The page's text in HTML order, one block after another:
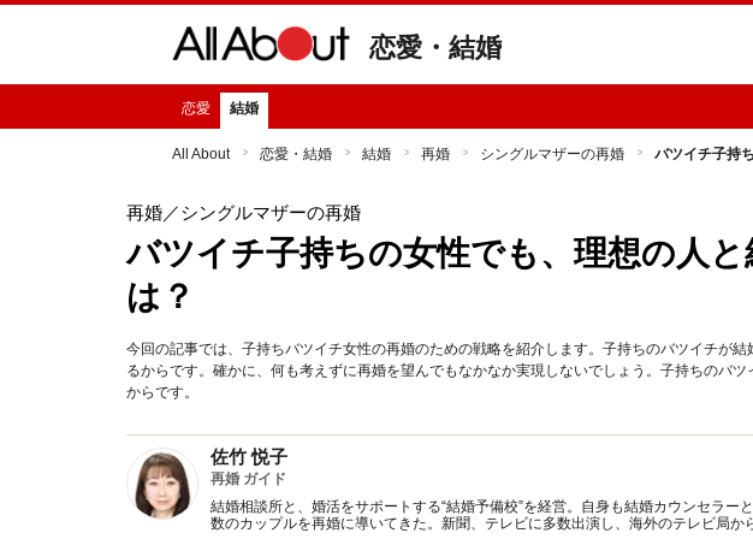
恋愛・結婚
恋愛 結婚
All About 恋愛・結婚 結婚 再婚 シングルマザーの再婚 バツイチ子持
再婚／シングルマザーの再婚
バツイチ子持ちの女性でも、理想の人と
は？
今回の記事では、子持ちバツイチ女性の再婚のための戦略を紹介します。子持ちのバツイチが
るからです。確かに、何も考えずに再婚を望んでもなかなか実現しないでしょう。子持ちのバ
からです。
佐竹 悦子
再婚 ガイド
結婚相談所と、婚活をサポートする“結婚予備校”を経営。自身も結婚カウンセラー
数のカップルを再婚に導いてきた。新聞、テレビに多数出演し、海外のテレビ局